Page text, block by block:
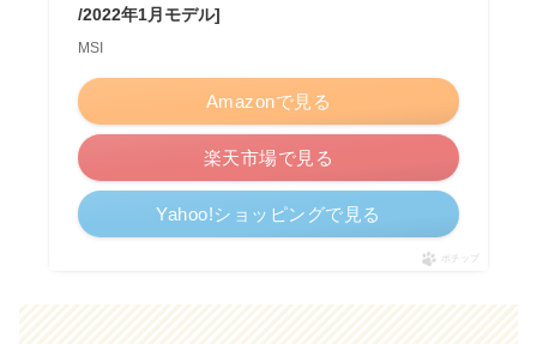
/2022年1月モデル]
MSI
Amazonで見る
楽天市場で見る
Yahoo!ショッピングで見る
ポチップ